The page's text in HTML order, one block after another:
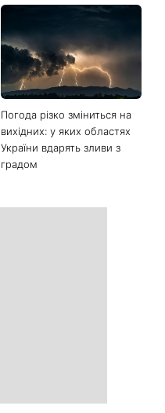
Погода різко зміниться на
вихідних: у яких областях
України вдарять зливи з
градом